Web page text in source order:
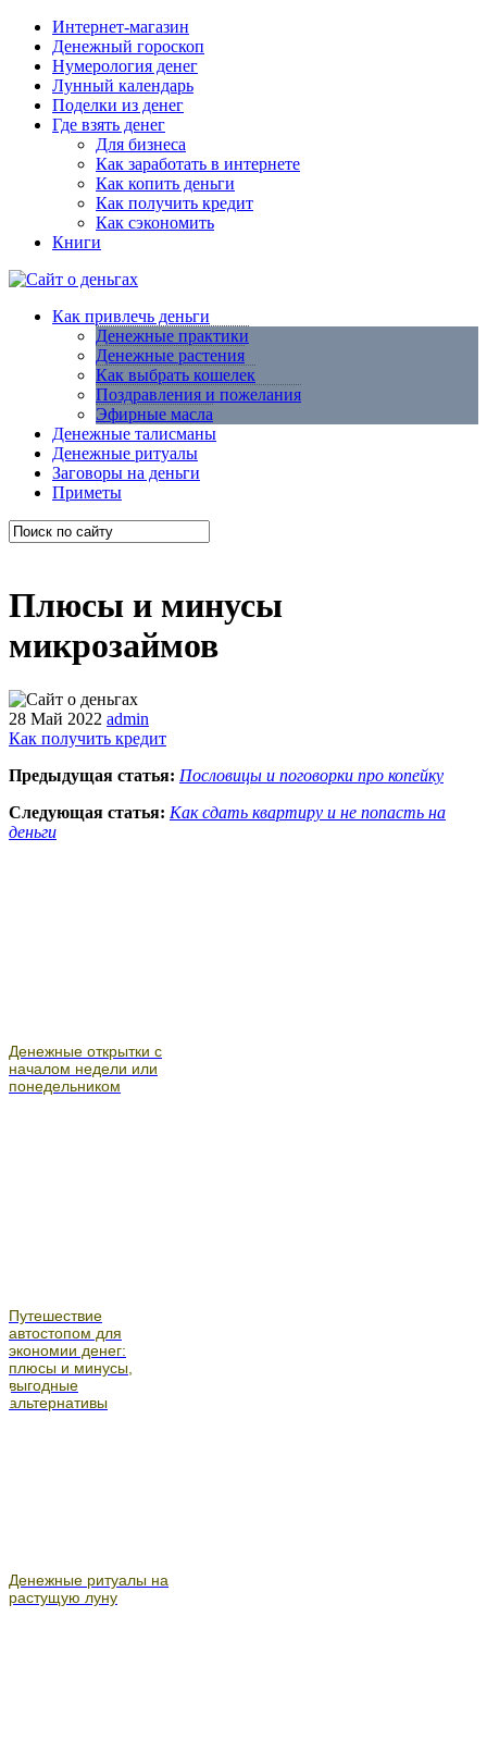
Интернет-магазин
Денежный гороскоп
Нумерология денег
Лунный календарь
Поделки из денег
Где взять денег
Для бизнеса
Как заработать в интернете
Как копить деньги
Как получить кредит
Как сэкономить
Книги
Как привлечь деньги
Денежные практики
Денежные растения
Как выбрать кошелек
Поздравления и пожелания
Эфирные масла
Денежные талисманы
Денежные ритуалы
Заговоры на деньги
Приметы
Плюсы и минусы
микрозаймов
28 Май 2022 admin
Как получить кредит
Предыдущая статья: Пословицы и поговорки про копейку
Следующая статья: Как сдать квартиру и не попасть на
деньги
Денежные открытки с
началом недели или
понедельником
Путешествие
автостопом для
экономии денег:
плюсы и минусы,
выгодные
альтернативы
Денежные ритуалы на
растущую луну